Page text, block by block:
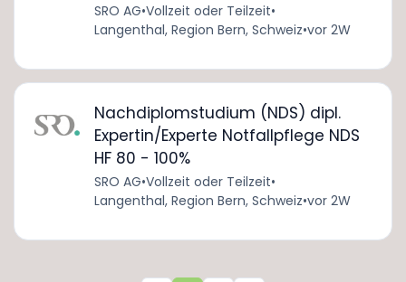
SRO AG•Vollzeit oder Teilzeit•
Langenthal, Region Bern, Schweiz•vor 2W
Nachdiplomstudium (NDS) dipl.
Expertin/Experte Notfallpflege NDS
HF 80 - 100%
SRO AG•Vollzeit oder Teilzeit•
Langenthal, Region Bern, Schweiz•vor 2W